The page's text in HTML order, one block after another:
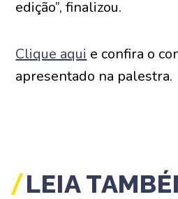
edição”, finalizou.
Clique aqui e confira o
apresentado na palestra.
LEIA